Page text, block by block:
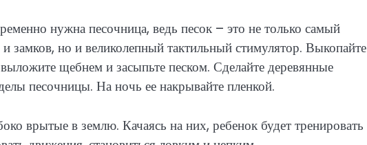
нужна песочница, ведь песок – это не только самый
замков, но и великолепный тактильный стимулятор. Выкопайте
щебнем и засыпьте песком. Сделайте деревянные
песочницы. На ночь ее накрывайте пленкой.
врытые в землю. Качаясь на них, ребенок будет тренировать